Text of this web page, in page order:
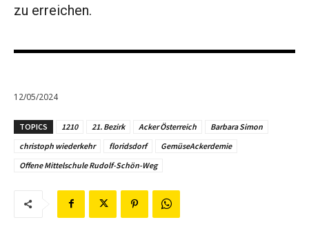
zu erreichen.
12/05/2024
TOPICS 1210 21. Bezirk Acker Österreich
Barbara Simon
christoph wiederkehr
floridsdorf
GemüseAckerdemie
Offene Mittelschule Rudolf-Schön-Weg